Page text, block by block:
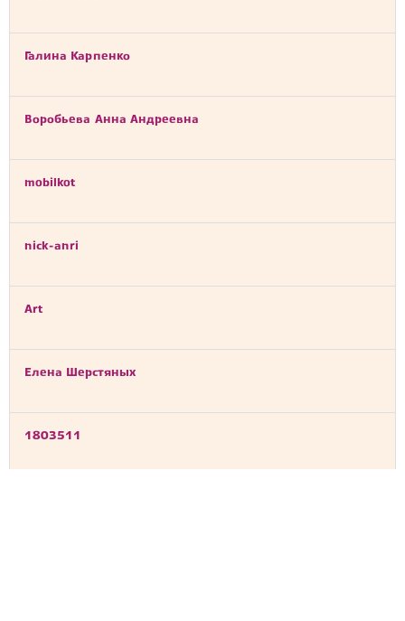
Галина Карпенко
Воробьева Анна Андреевна
mobilkot
nick-anri
Art
Елена Шерстяных
1803511